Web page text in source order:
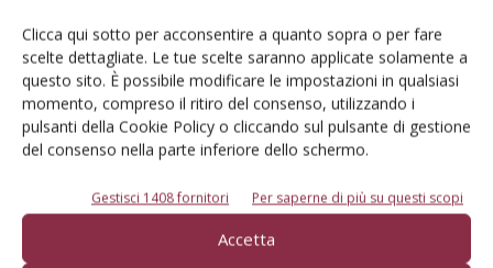
Clicca qui sotto per acconsentire a quanto sopra o per fare
scelte dettagliate. Le tue scelte saranno applicate solamente a
questo sito. È possibile modificare le impostazioni in qualsiasi
momento, compreso il ritiro del consenso, utilizzando i
pulsanti della Cookie Policy o cliccando sul pulsante di gestione
del consenso nella parte inferiore dello schermo.
Gestisci 1408 fornitori Per saperne di più su questi scopi
Accetta
container. Inoltre, è importatore ufficiale nei Paesi Bassi
delle attrezzature dell’irlandese MDE, specializzata nella
produzione di pinze per taglio piante e forche da insilato.
I Ten Hove hanno anche espanso la propria attività alla
Insomma, una realtà a tutto tondo, attiva anche sui social
con le pagine Facebook e YouTube. Da circa tre anni